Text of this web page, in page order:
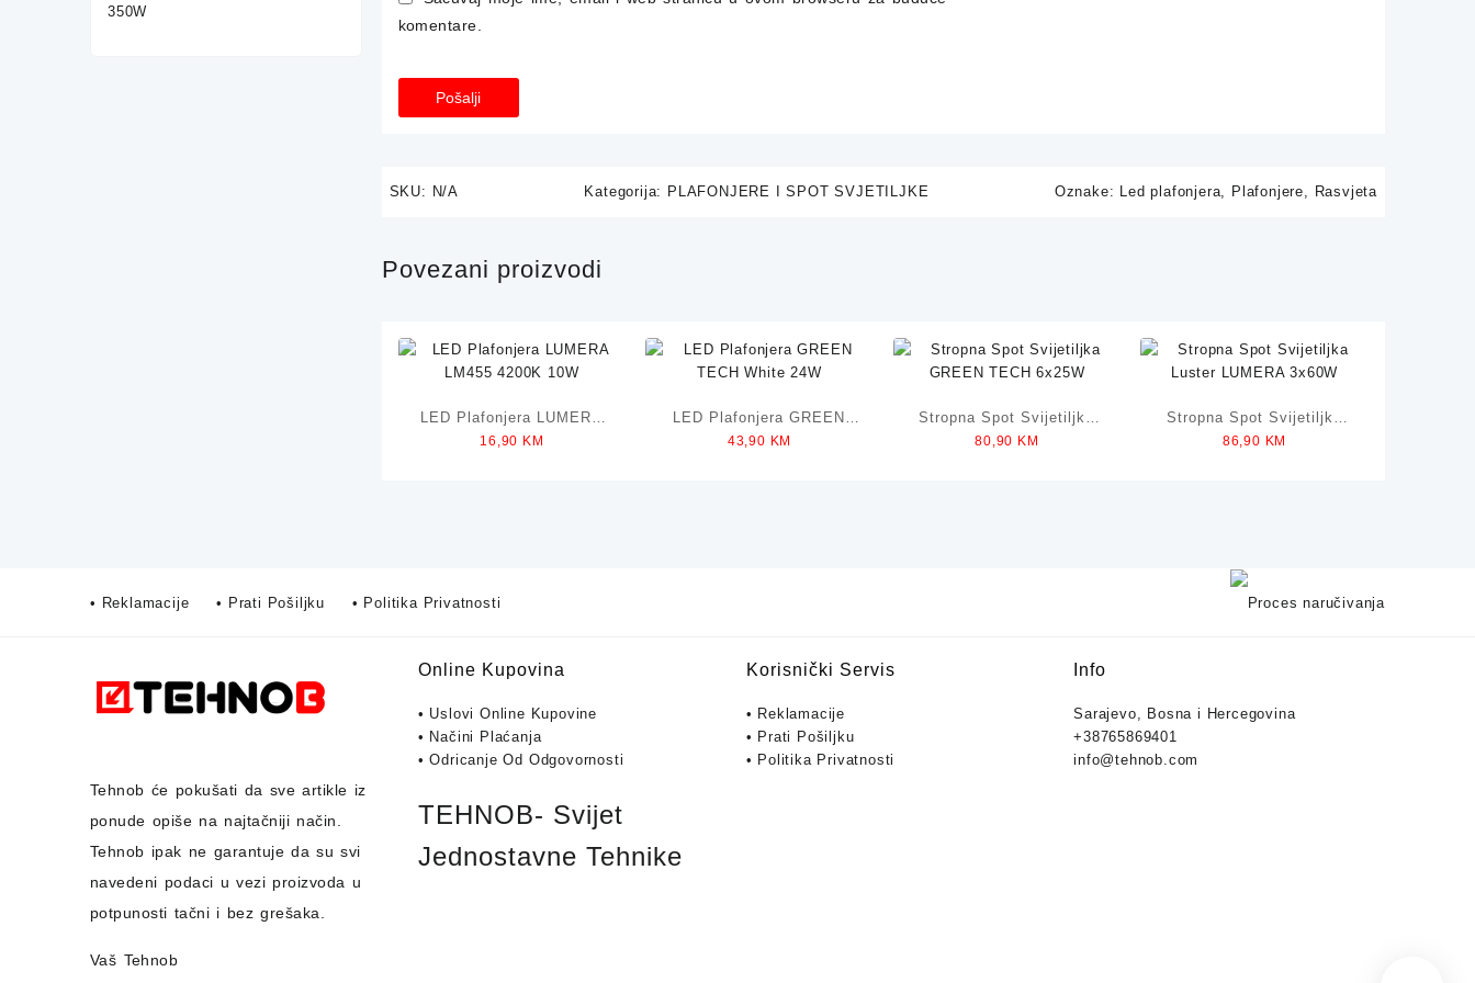
komentare.
SKU: N/A Kategorija: PLAFONJERE I SPOT SVJETILJKE Oznake: Led plafonjera Plafonjere Rasvjeta
Povezani proizvodi
LED Plafonjera LUMERA
LM455 4200K 10W
16,90 KM
LED Plafonjera GREEN
TECH White 24W
43,90 KM
Stropna Spot Svijetiljka
GREEN TECH 6x25W
80,90 KM
Stropna Spot Svijetiljka
Luster LUMERA 3x60W
86,90 KM
• Reklamacije • Prati Pošiljku • Politika Privatnosti
Tehnob će pokušati da sve artikle iz
ponude opiše na najtačniji način.
Tehnob ipak ne garantuje da su svi
navedeni podaci u vezi proizvoda u
potpunosti tačni i bez grešaka.
Vaš Tehnob
Online Kupovina
• Uslovi Online Kupovine
• Načini Plaćanja
• Odricanje Od Odgovornosti
TEHNOB- Svijet
Jednostavne Tehnike
Korisnički Servis
• Reklamacije
• Prati Pošiljku
• Politika Privatnosti
Info
Sarajevo, Bosna i Hercegovina
+38765869401
info@tehnob.com